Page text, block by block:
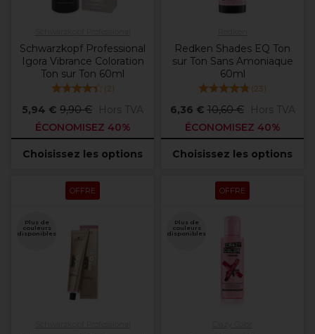
Schwarzkopf Professional
Igora Vibrance Coloration
Ton sur Ton 60ml
(2)
5,94 € 9,90 €
Hors TVA
ÉCONOMISEZ 40%
Choisissez les options
Redken Shades EQ Ton
sur Ton Sans Amoniaque
60ml
(23)
6,36 € 10,60 €
Hors TVA
ÉCONOMISEZ 40%
Choisissez les options
OFFRE
Plus de
couleurs
disponibles
OFFRE
Plus de
couleurs
disponibles